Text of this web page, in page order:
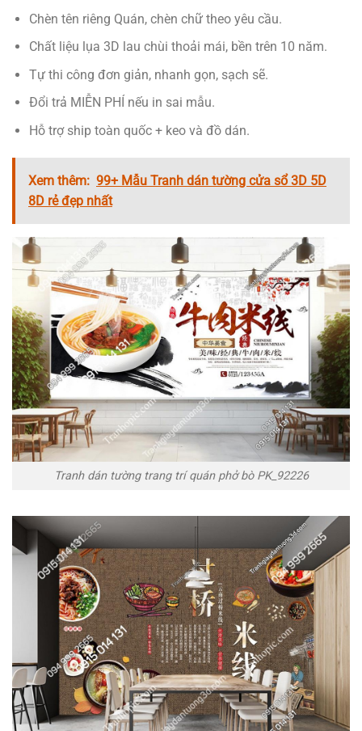
Chèn tên riêng Quán, chèn chữ theo yêu cầu.
Chất liệu lụa 3D lau chùi thoải mái, bền trên 10 năm.
Tự thi công đơn giản, nhanh gọn, sạch sẽ.
Đổi trả MIỄN PHÍ nếu in sai mẫu.
Hỗ trợ ship toàn quốc + keo và đồ dán.
Xem thêm: 99+ Mẫu Tranh dán tường cửa sổ 3D 5D
8D rẻ đẹp nhất
Tranh dán tường trang trí quán phở bò PK_92226